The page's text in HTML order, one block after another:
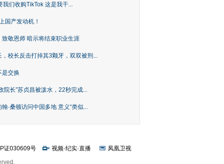
们收购TikTok 这是我干...
国产发动机！
敬恩师 暗示将结束职业生涯
校长反击打掉其3颗牙，双双被刑...
是交换
院长”苏贞昌被泼水，22秒完成...
·桑顿访问中国多地 意义“类似...
证030609号 视频·纪实·直播
凤凰卫视